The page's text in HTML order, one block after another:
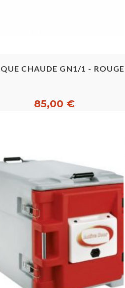
CHAUDE GN1/1 - ROUGE
85,00 €